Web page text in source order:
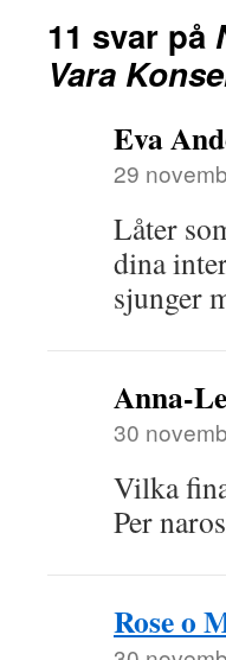
11 svar på
Vara
Eva
29
Låter
dina
sjunger
Anna-
30
Vilka
Per
Rose o